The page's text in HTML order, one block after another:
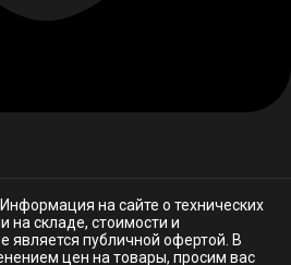
на сайте о технических
на складе, стоимости и
является публичной офертой. В
цен на товары, просим вас